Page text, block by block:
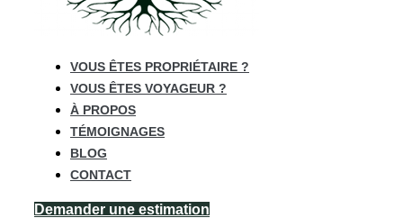
VOUS ÊTES PROPRIÉTAIRE ?
VOUS ÊTES VOYAGEUR ?
À PROPOS
TÉMOIGNAGES
BLOG
CONTACT
Demander une estimation